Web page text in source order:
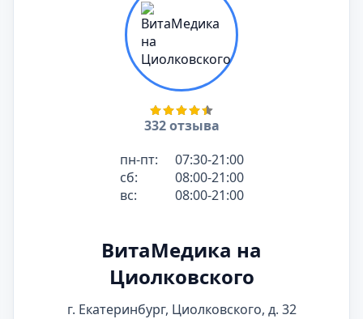
332 отзыва
пн-пт:
07:30-21:00
сб:
08:00-21:00
вс:
08:00-21:00
ВитаМедика на
Циолковского
г. Екатеринбург, Циолковского, д. 32